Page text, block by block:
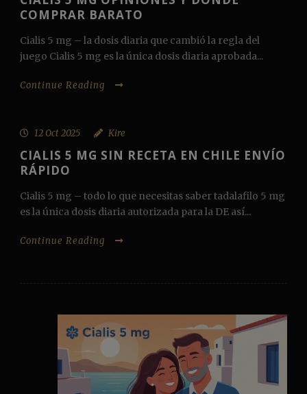
COMPRAR BARATO
Cialis 5 mg – la dosis diaria que cambió la regla del
juego Cialis 5 mg es la única dosis diaria aprobada...
Continue Reading
12 Oct 2025 Kire
CIALIS 5 MG SIN RECETA EN CHILE ENVÍO
RÁPIDO
Cialis 5 mg – todo lo que necesitas saber tadalafilo 5 mg
es la única dosis diaria autorizada para la DE así...
Continue Reading